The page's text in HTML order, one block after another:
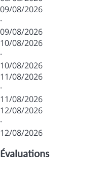
09/08/2026
·
09/08/2026
10/08/2026
·
10/08/2026
11/08/2026
·
11/08/2026
12/08/2026
·
12/08/2026
Évaluations